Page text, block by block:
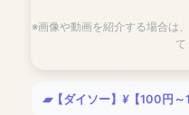
※画像や動画を紹介する場合は
て
【ダイソー】 【100円～